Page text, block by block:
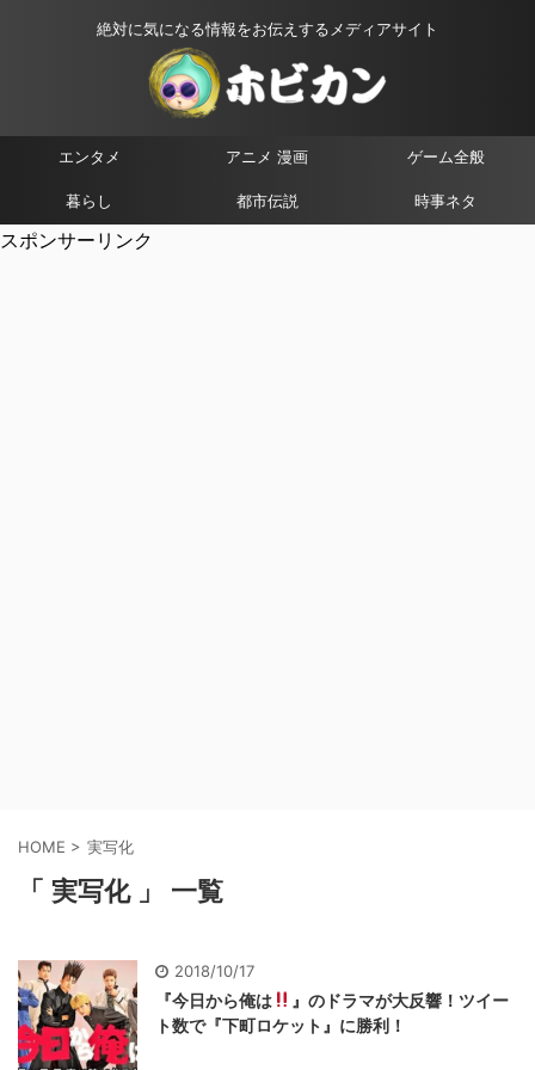
絶対に気になる情報をお伝えするメディアサイト
エンタメ アニメ 漫画 ゲーム全般
暮らし 都市伝説 時事ネタ
スポンサーリンク
HOME > 実写化
「 実写化 」 一覧
2018/10/17
『今日から俺は
』のドラマが大反響！ツイー
ト数で『下町ロケット』に勝利！